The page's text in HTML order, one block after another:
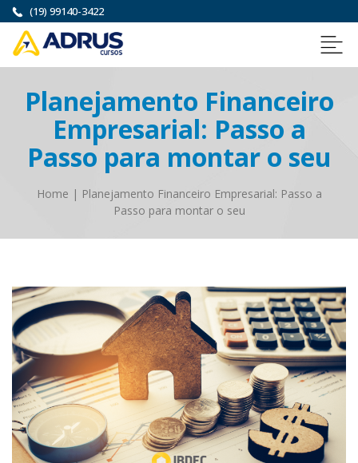
(19) 99140-3422
Planejamento Financeiro
Empresarial: Passo a
Passo para montar o seu
Home | Planejamento Financeiro Empresarial: Passo a
Passo para montar o seu